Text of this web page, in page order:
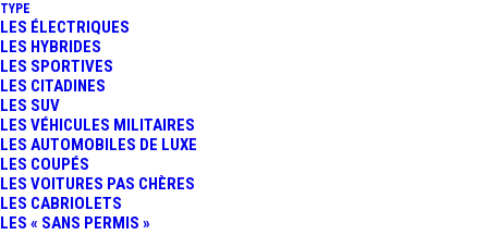
TYPE
LES ÉLECTRIQUES
LES HYBRIDES
LES SPORTIVES
LES CITADINES
LES SUV
LES VÉHICULES MILITAIRES
LES AUTOMOBILES DE LUXE
LES COUPÉS
LES VOITURES PAS CHÈRES
LES CABRIOLETS
LES « SANS PERMIS »